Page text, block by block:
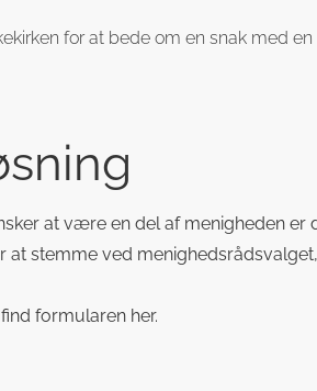
for at bede om en snak med
at være en del af menigheden
stemme ved
formularen her.